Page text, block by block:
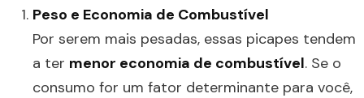
Peso e Economia de Combustível
Por serem mais pesadas, essas picapes tendem
a ter menor economia de combustível. Se o
consumo for um fator determinante para você,